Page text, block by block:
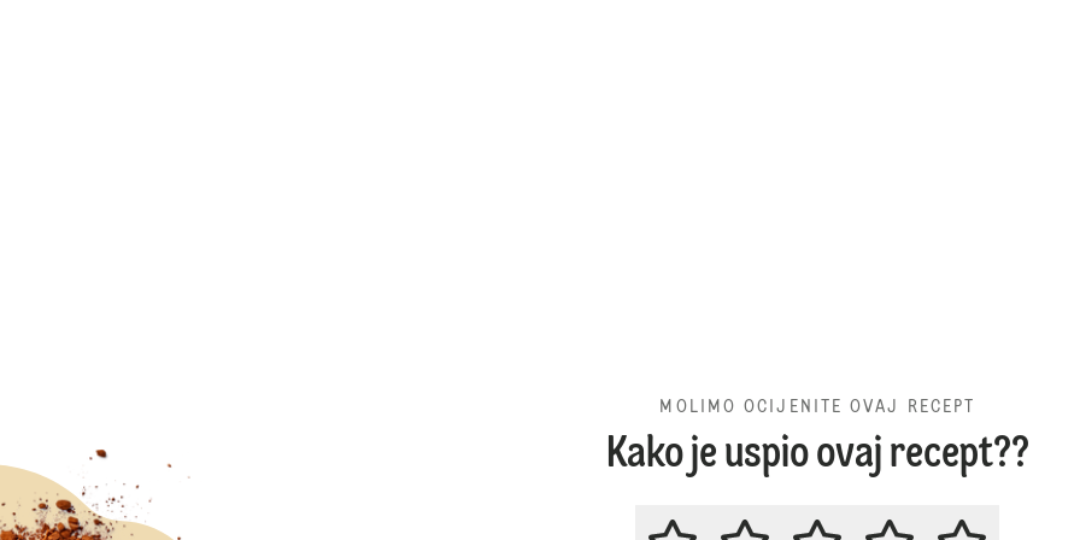
MOLIMO OCIJENITE OVAJ RECEPT
Kako je uspio ovaj recept??
MOLIMO OCIJENITE OVAJ